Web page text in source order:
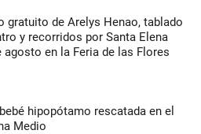
gratuito de Arelys Henao, tablado
y recorridos por Santa Elena
agosto en la Feria de las Flores
hipopótamo rescatada en el
Medio